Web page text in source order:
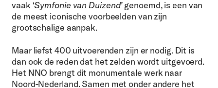
vaak ‘Symfonie van Duizend’genoemd, is een van
de meest iconische voorbeelden van zijn
grootschalige aanpak.
Maar liefst 400 uitvoerenden zijn er nodig. Dit is
dan ook de reden dat het zelden wordt uitgevoerd.
Het NNO brengt dit monumentale werk naar
Noord-Nederland. Samen met onder andere het